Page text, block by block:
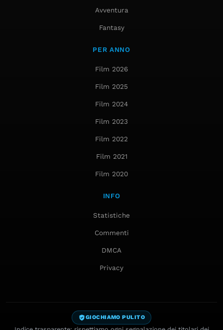
Avventura
Fantasy
PER ANNO
Film 2026
Film 2025
Film 2024
Film 2023
Film 2022
Film 2021
Film 2020
INFO
Statistiche
Commenti
DMCA
Privacy
GIOCHIAMO PULITO